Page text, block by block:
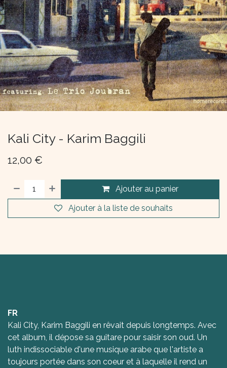
Kali City - Karim Baggili
12,00 €
Ajouter au panier
Ajouter à la liste de souhaits
FR
Kali City, Karim Baggili en rêvait depuis longtemps. Avec
cet album, il dépose sa guitare pour saisir son oud. Un
luth indissociable d'une musique arabe que l'artiste a
toujours portée dans son coeur et à laquelle il rend un